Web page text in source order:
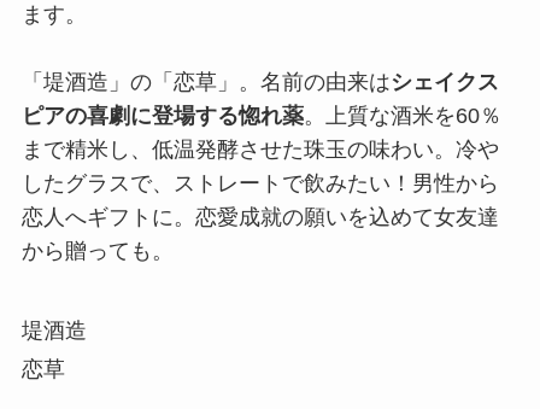
ます。
「堤酒造」の「恋草」。名前の由来はシェイクス
ピアの喜劇に登場する惚れ薬。上質な酒米を60％
まで精米し、低温発酵させた珠玉の味わい。冷や
したグラスで、ストレートで飲みたい！男性から
恋人へギフトに。恋愛成就の願いを込めて女友達
から贈っても。
堤酒造
恋草